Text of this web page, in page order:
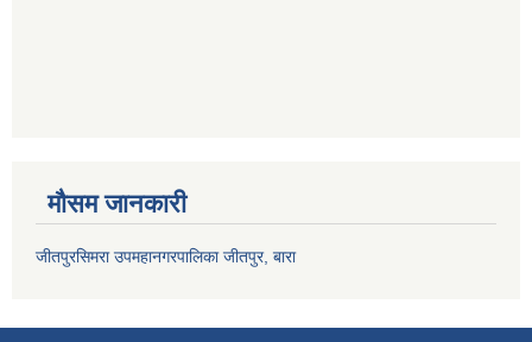
मौसम जानकारी
जीतपुरसिमरा उपमहानगरपालिका जीतपुर, बारा